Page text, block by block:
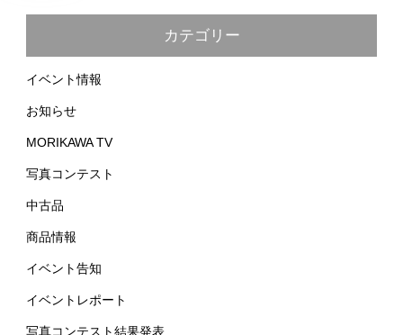
カテゴリー
イベント情報
お知らせ
MORIKAWA TV
写真コンテスト
中古品
商品情報
イベント告知
イベントレポート
写真コンテスト結果発表